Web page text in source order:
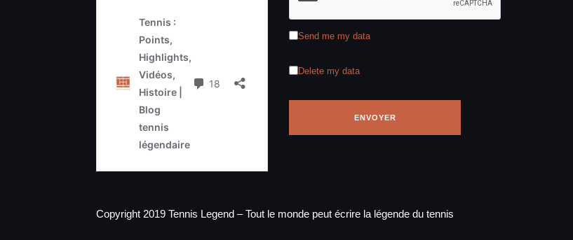
Send me my data
Delete my data
Copyright 2019 Tennis Legend – Tout le monde peut écrire la légende du tennis